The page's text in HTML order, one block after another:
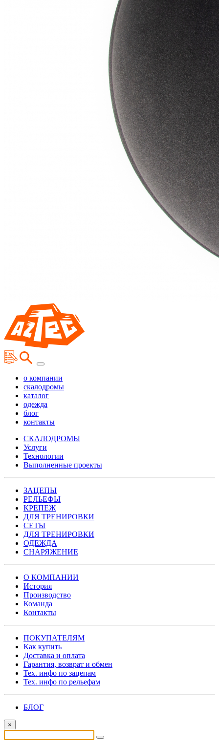
о компании
скалодромы
каталог
одежда
блог
контакты
СКАЛОДРОМЫ
Услуги
Технологии
Выполненные проекты
ЗАЦЕПЫ
РЕЛЬЕФЫ
КРЕПЕЖ
ДЛЯ ТРЕНИРОВКИ
СЕТЫ
ДЛЯ ТРЕНИРОВКИ
ОДЕЖДА
СНАРЯЖЕНИЕ
О КОМПАНИИ
История
Производство
Команда
Контакты
ПОКУПАТЕЛЯМ
Как купить
Доставка и оплата
Гарантия, возврат и обмен
Тех. инфо по зацепам
Тех. инфо по рельефам
БЛОГ
×